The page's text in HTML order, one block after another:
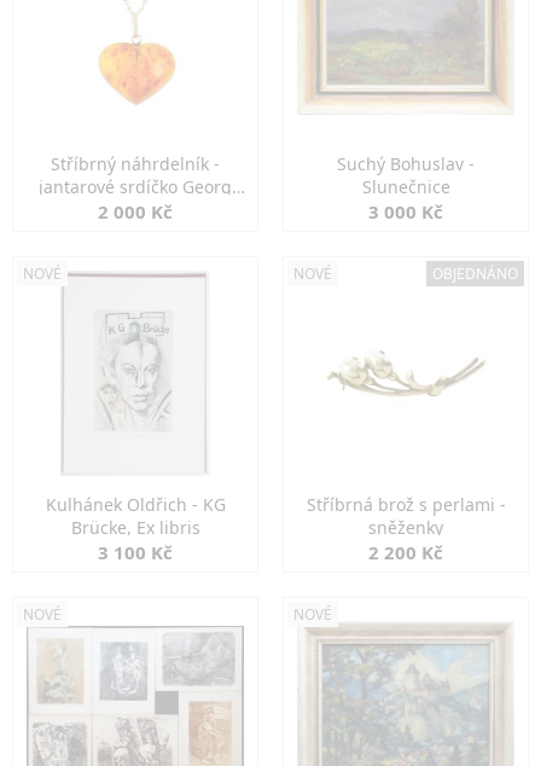
Stříbrný náhrdelník -
jantarové srdíčko Georg
Kramer
2 000 Kč
Suchý Bohuslav -
Slunečnice
3 000 Kč
NOVÉ
Kulhánek Oldřich - KG
Brücke, Ex libris
3 100 Kč
NOVÉ OBJEDNÁNO
Stříbrná brož s perlami -
sněženky
2 200 Kč
NOVÉ NOVÉ